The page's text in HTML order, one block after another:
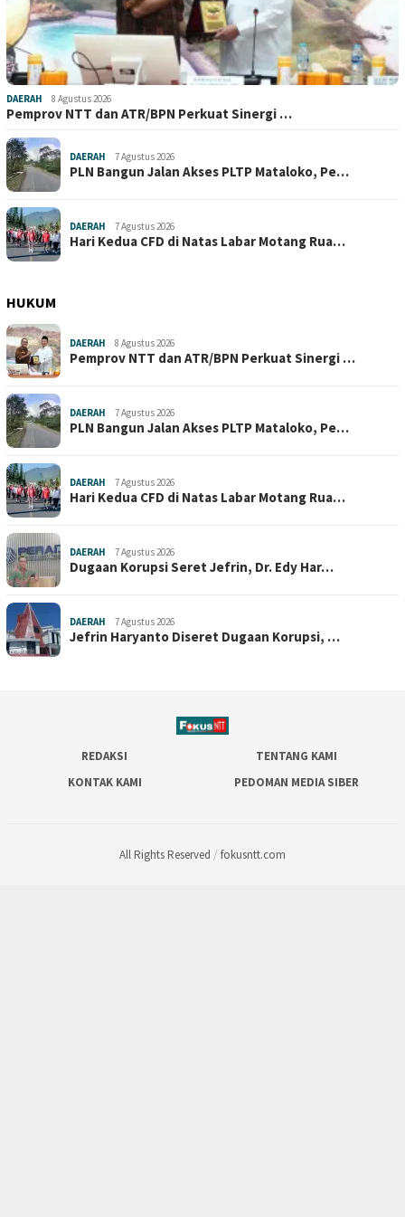
DAERAH 8 Agustus 2026
Pemprov NTT dan ATR/BPN Perkuat Sinergi …
DAERAH 7 Agustus 2026
PLN Bangun Jalan Akses PLTP Mataloko, Pe…
DAERAH 7 Agustus 2026
Hari Kedua CFD di Natas Labar Motang Rua…
HUKUM
DAERAH 8 Agustus 2026
Pemprov NTT dan ATR/BPN Perkuat Sinergi …
DAERAH 7 Agustus 2026
PLN Bangun Jalan Akses PLTP Mataloko, Pe…
DAERAH 7 Agustus 2026
Hari Kedua CFD di Natas Labar Motang Rua…
DAERAH 7 Agustus 2026
Dugaan Korupsi Seret Jefrin, Dr. Edy Har…
DAERAH 7 Agustus 2026
Jefrin Haryanto Diseret Dugaan Korupsi, …
REDAKSI
TENTANG KAMI
KONTAK KAMI
PEDOMAN MEDIA SIBER
All Rights Reserved / fokusntt.com